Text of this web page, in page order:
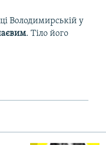
Володимирській у
. Тіло його